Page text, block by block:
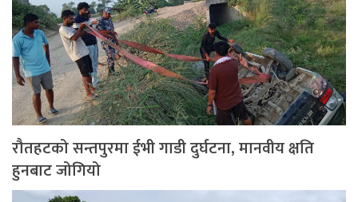
रौतहटको सन्तपुरमा ईभी गाडी दुर्घटना, मानवीय क्षति
हुनबाट जोगियो